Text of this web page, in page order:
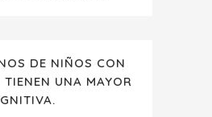
DE NIÑOS CON
TIENEN UNA MAYOR